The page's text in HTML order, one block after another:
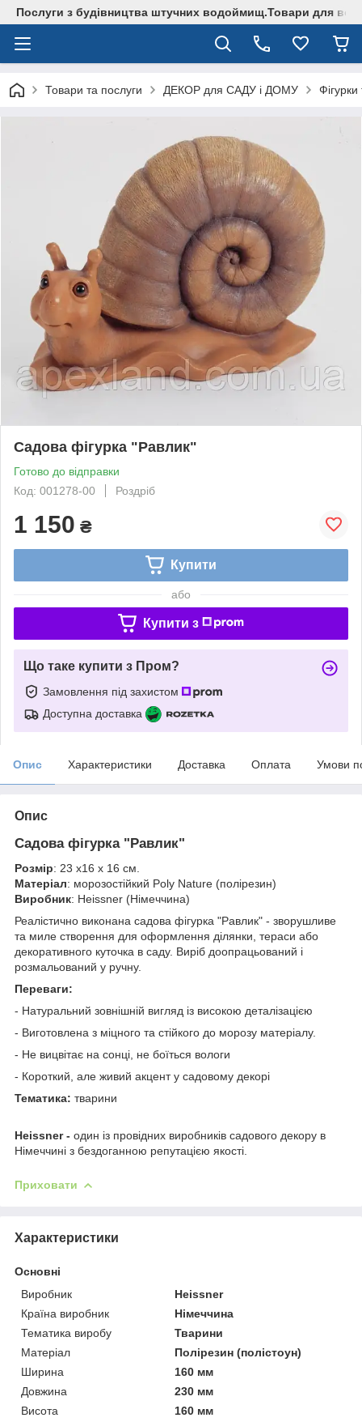
Послуги з будівництва штучних водоймищ.Товари для
Товари та послуги ДЕКОР для САДУ і ДОМУ
Садова фігурка "Равлик"
Готово до відправки
Код: 001278-00
Роздріб
1 150 ₴
Купити
або
Купити з
Що таке купити з Пром?
Замовлення під захистом
Доступна доставка
Опис Характеристики Доставка Оплата Умови
Опис
Садова фігурка "Равлик"
Розмір: 23 х16 х 16 см.
Матеріал: морозостійкий Poly Nature (полірезин)
Виробник: Heissner (Німеччина)
Реалістично виконана садова фігурка "Равлик" - зворушливе
та миле створення для оформлення ділянки, тераси або
декоративного куточка в саду. Виріб доопрацьований і
розмальований у ручну.
Переваги:
- Натуральний зовнішній вигляд із високою деталізацією
- Виготовлена ​​з міцного та стійкого до морозу матеріалу.
- Не вицвітає на сонці, не боїться вологи
- Короткий, але живий акцент у садовому декорі
Тематика: тварини
Heissner - один із провідних виробників садового декору в
Німеччині з бездоганною репутацією якості.
Приховати
Характеристики
Основні
Виробник
Heissner
Країна виробник
Німеччина
Тематика виробу
Тварини
Матеріал
Полірезин (полістоун)
Ширина
160 мм
Довжина
230 мм
Висота
160 мм